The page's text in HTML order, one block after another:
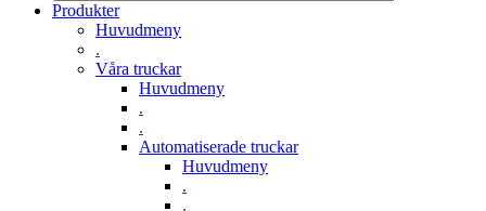
Produkter
Huvudmeny
.
Våra truckar
Huvudmeny
.
.
Automatiserade truckar
Huvudmeny
.
.